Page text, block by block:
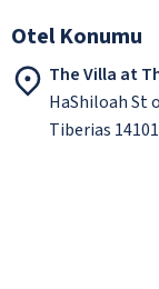
Otel Konumu
The Villa at
HaShiloah St
Tiberias